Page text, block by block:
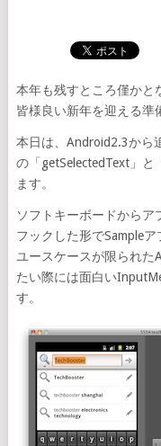
本年も残すところ僅かと
皆様良い新年を迎える準
本日は、Android2.3から
の「getSelectedText」と
ます。
ソフトキーボードからア
フックした形でSampleア
ユースケースが限られた
たい際には面白い
す。